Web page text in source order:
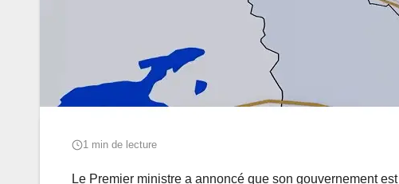
1 min de lecture
Le Premier ministre a annoncé que son gouvernement